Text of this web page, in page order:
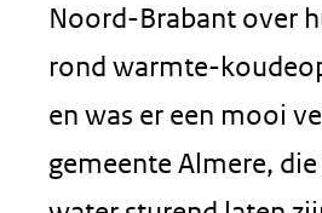
Noord-Brabant over
rond warmte-
en was er een mooi
gemeente Almere,